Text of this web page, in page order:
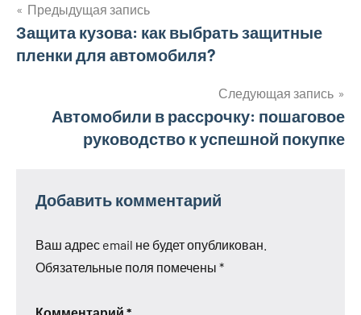
Навигация
по
Предыдущая запись
Защита кузова: как выбрать защитные
пленки для автомобиля?
Следующая запись
Автомобили в рассрочку: пошаговое
руководство к успешной покупке
Добавить комментарий
Ваш адрес email не будет опубликован.
Обязательные поля помечены *